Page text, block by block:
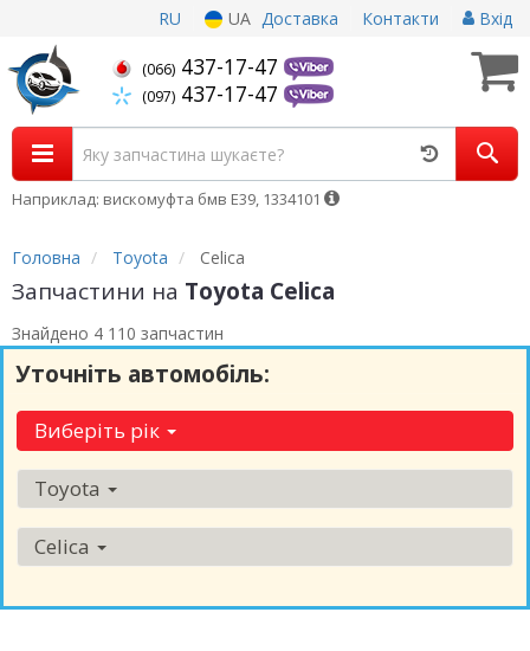
RU UA Доставка Контакти Вхід
(066) 437-17-47
(097) 437-17-47
Наприклад: вискомуфта бмв Е39, 1334101
Головна Toyota Celica
Запчастини на Toyota Celica
Знайдено 4 110 запчастин
Уточніть автомобіль:
Виберіть рік
Toyota
Celica